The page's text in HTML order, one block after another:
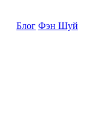
Блог Фэн Шуй